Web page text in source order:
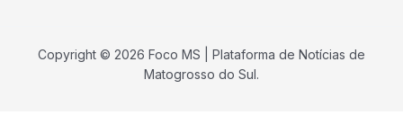
Copyright © 2026 Foco MS | Plataforma de Notícias de
Matogrosso do Sul.